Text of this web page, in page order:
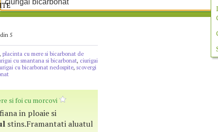
5
, placinta cu mere si bicarbonat de
cu smantana si bicarbonat, ciurigai
cu bicarbonat nedospite, scovergi
si foi cu morcovi
in ploaie si
stins.Framantati aluatul